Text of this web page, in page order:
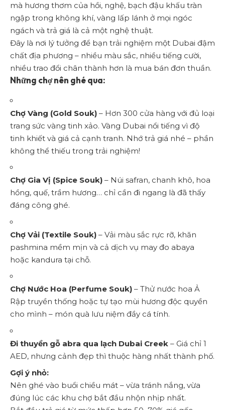
mà hương thơm của hồi, nghệ, bạch đậu khấu tràn
ngập trong không khí, vàng lấp lánh ở mọi ngóc
ngách và trả giá là cả một nghệ thuật.
Đây là nơi lý tưởng để bạn trải nghiệm một Dubai đậm
chất địa phương – nhiều màu sắc, nhiều tiếng cười,
nhiều trao đổi chân thành hơn là mua bán đơn thuần.
Những chợ nên ghé qua:
Chợ Vàng (Gold Souk) – Hơn 300 cửa hàng với đủ loại
trang sức vàng tinh xảo. Vàng Dubai nổi tiếng vì độ
tinh khiết và giá cả cạnh tranh. Nhớ trả giá nhé – phần
không thể thiếu trong trải nghiệm!
Chợ Gia Vị (Spice Souk) – Núi safran, chanh khô, hoa
hồng, quế, trầm hương… chỉ cần đi ngang là đã thấy
đáng công ghé.
Chợ Vải (Textile Souk) – Vải màu sắc rực rỡ, khăn
pashmina mềm mịn và cả dịch vụ may đo abaya
hoặc kandura tại chỗ.
Chợ Nước Hoa (Perfume Souk) – Thử nước hoa Ả
Rập truyền thống hoặc tự tạo mùi hương độc quyền
cho mình – món quà lưu niệm đầy cá tính.
Đi thuyền gỗ abra qua lạch Dubai Creek – Giá chỉ 1
AED, nhưng cảnh đẹp thì thuộc hàng nhất thành phố.
Gợi ý nhỏ:
Nên ghé vào buổi chiều mát – vừa tránh nắng, vừa
đúng lúc các khu chợ bắt đầu nhộn nhịp nhất.